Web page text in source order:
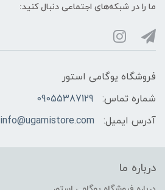
ما را در شبکه‌های اجتماعی دنبال کنید:
فروشگاه یوگامی استور
شماره تماس:
09055387129
آدرس ایمیل:
info@ugamistore.com
درباره ما